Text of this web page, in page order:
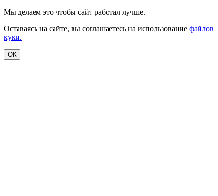
Мы делаем это чтобы сайт работал лучше.
Оставаясь на сайте, вы соглашаетесь на использование файлов
куки.
ОК